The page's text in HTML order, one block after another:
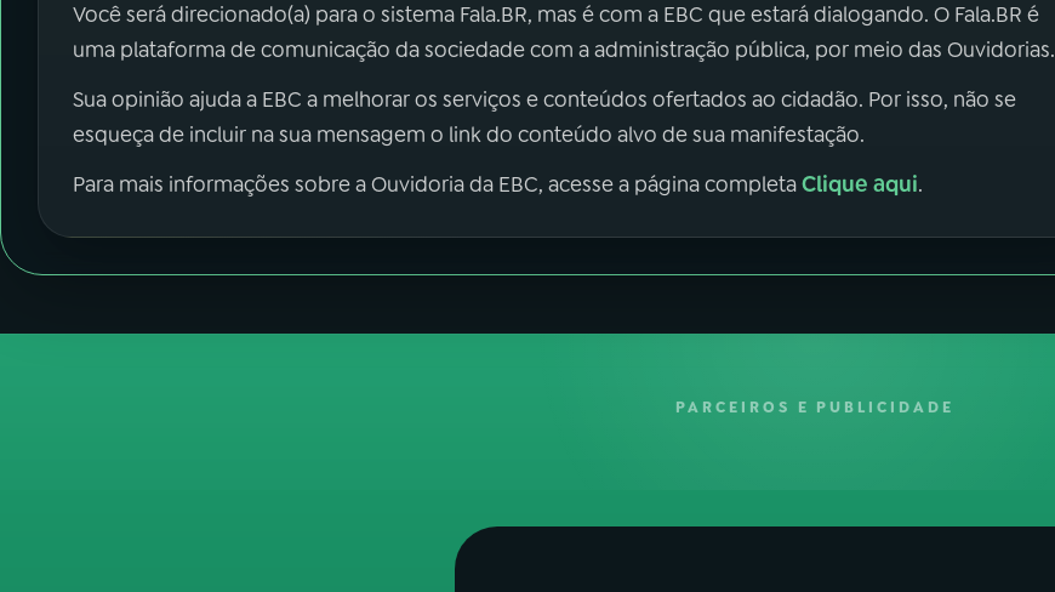
Você será direcionado(a) para o sistema Fala.BR, mas é com a EBC que estará dialogando. O Fala.BR é
uma plataforma de comunicação da sociedade com a administração pública, por meio das Ouvidorias.
Sua opinião ajuda a EBC a melhorar os serviços e conteúdos ofertados ao cidadão. Por isso, não se
esqueça de incluir na sua mensagem o link do conteúdo alvo de sua manifestação.
Para mais informações sobre a Ouvidoria da EBC, acesse a página completaClique aqui.
PARCEIROS E PUBLICIDADE